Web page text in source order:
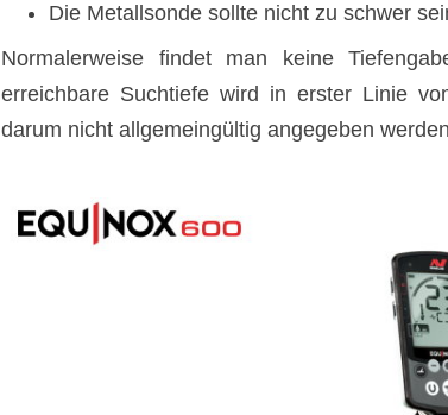
Die Metallsonde sollte nicht zu schwer
Normalerweise findet man keine
erreichbare Suchtiefe wird in erster Linie
darum nicht allgemeingültig angegeben